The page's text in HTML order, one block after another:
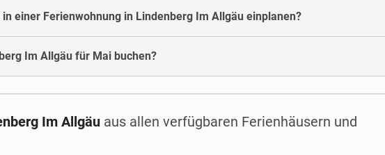
einer Ferienwohnung in Lindenberg Im Allgäu einplanen?
Im Allgäu für Mai buchen?
Im Allgäu aus allen verfügbaren Ferienhäusern und